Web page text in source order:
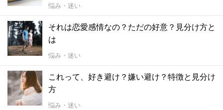
悩み・迷い
それは恋愛感情なの？ただの好意？見分け方と
は
悩み・迷い
これって、好き避け？嫌い避け？特徴と見分け
方
悩み・迷い